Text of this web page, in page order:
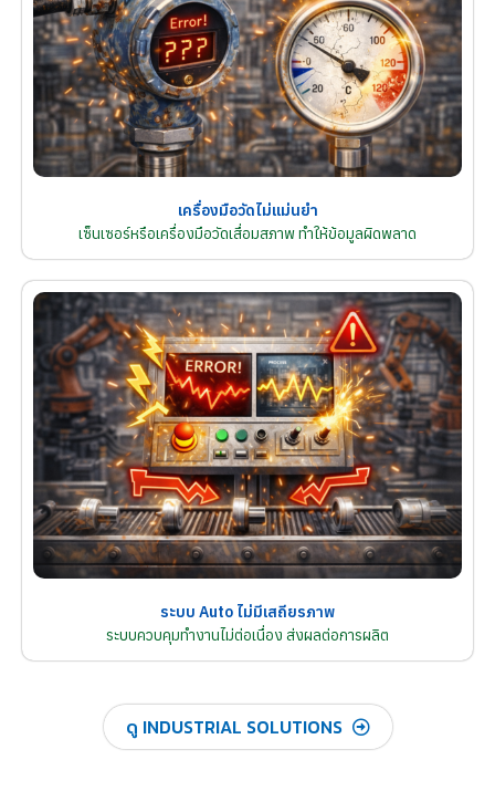
เครื่องมือวัดไม่แม่นยำ
เซ็นเซอร์หรือเครื่องมือวัดเสื่อมสภาพ ทำให้ข้อมูลผิดพลาด
ระบบ Auto ไม่มีเสถียรภาพ
ระบบควบคุมทำงานไม่ต่อเนื่อง ส่งผลต่อการผลิต
ดู INDUSTRIAL SOLUTIONS